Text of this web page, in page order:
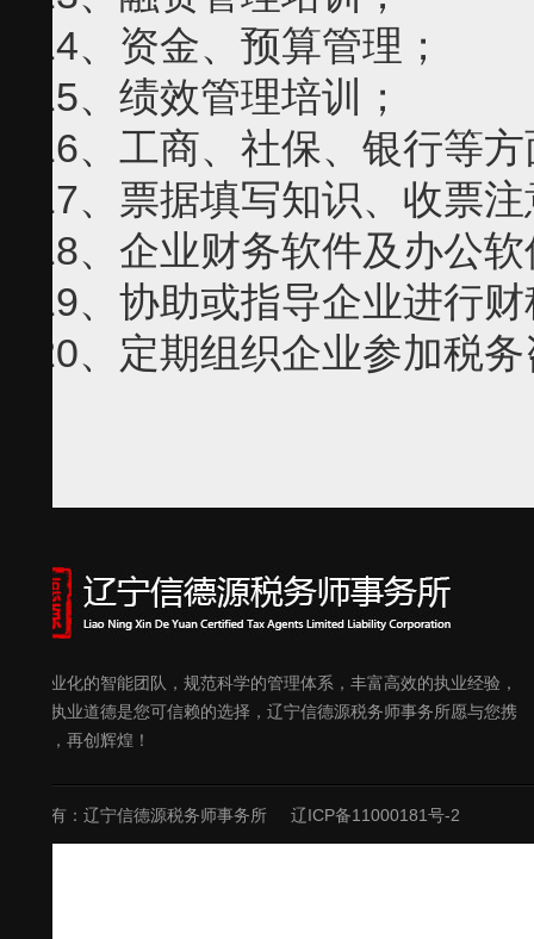
14、资金、预算管理；
15、绩效管理培训；
16、工商、社保、银行等
17、票据填写知识、收票
18、企业财务软件及办公
19、协助或指导企业进行
20、定期组织企业参加税
优秀专业化的智能团队，规范科学的管理体系，丰富高效的执业经验，
良好的执业道德是您可信赖的选择，辽宁信德源税务师事务所愿与您携
手共进，再创辉煌！
版权所有：辽宁信德源税务师事务所 辽ICP备11000181号-2